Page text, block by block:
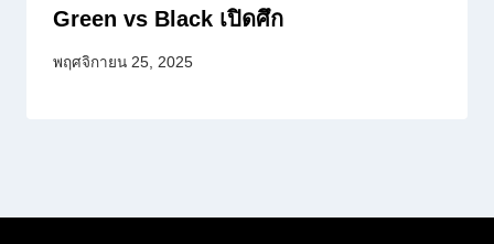
Green vs Black เปิดศึก
พฤศจิกายน 25, 2025